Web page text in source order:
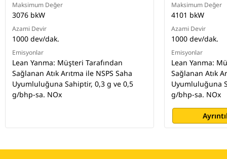
Maksimum Değer
3076 bkW
Azami Devir
1000 dev/dak.
Emisyonlar
Lean Yanma: Müşteri Tarafından
Sağlanan Atık Arıtma ile NSPS Saha
Uyumluluğuna Sahiptir, 0,3 g ve 0,5
g/bhp-sa. NOx
Maksimum Değer
4101 bkW
Azami Devir
1000 dev/dak.
Emisyonlar
Lean Yanma:
Sağlanan Atık
Uyumluluğuna
g/bhp-sa. NOx